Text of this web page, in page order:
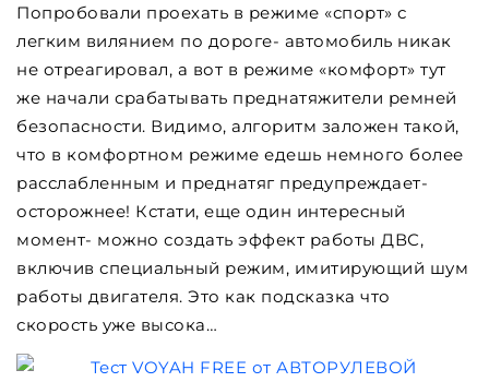
Попробовали проехать в режиме «спорт» с
легким вилянием по дороге- автомобиль никак
не отреагировал, а вот в режиме «комфорт» тут
же начали срабатывать преднатяжители ремней
безопасности. Видимо, алгоритм заложен такой,
что в комфортном режиме едешь немного более
расслабленным и преднатяг предупреждает-
осторожнее! Кстати, еще один интересный
момент- можно создать эффект работы ДВС,
включив специальный режим, имитирующий шум
работы двигателя. Это как подсказка что
скорость уже высока…